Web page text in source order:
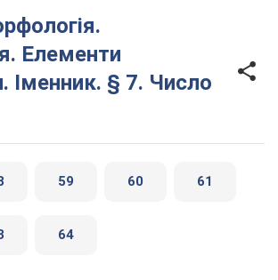
Елементи
Іменник. § 7. Число
59 60 61
64